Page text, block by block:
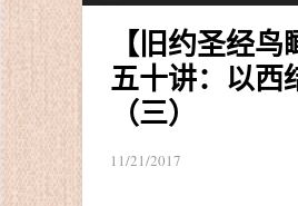
【旧约圣经鸟
五十讲：以西
（三）
11/21/2017